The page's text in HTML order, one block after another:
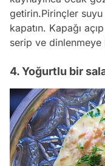
getirin.Pirinçler
kapatın. Kapağı
serip ve dinlenmeye
4. Yoğurtlu bir